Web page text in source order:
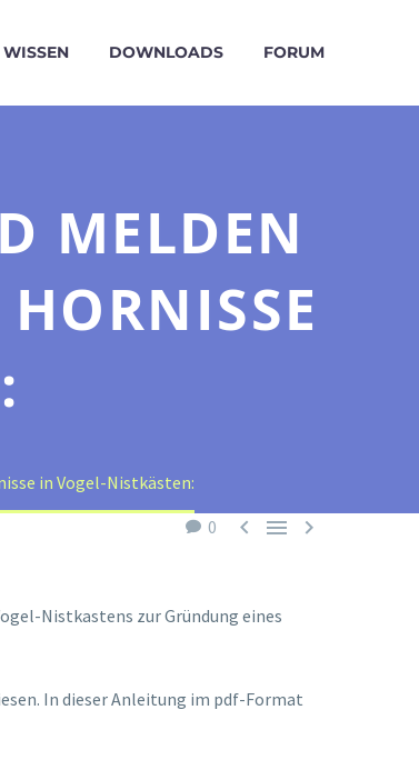
WISSEN DOWNLOADS FORUM
MELDEN
in Vogel-Nistkästen:
0
  
Nistkastens zur Gründung eines
In dieser Anleitung im pdf-Format